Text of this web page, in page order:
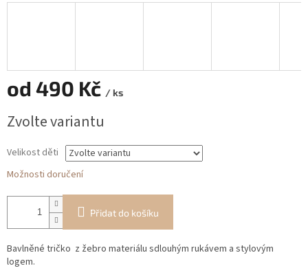
od 490 Kč / ks
cena:
Zvolte variantu
Velikost děti
Možnosti doručení
Přidat do košíku
Bavlněné tričko z žebro materiálu sdlouhým rukávem a stylovým
logem.